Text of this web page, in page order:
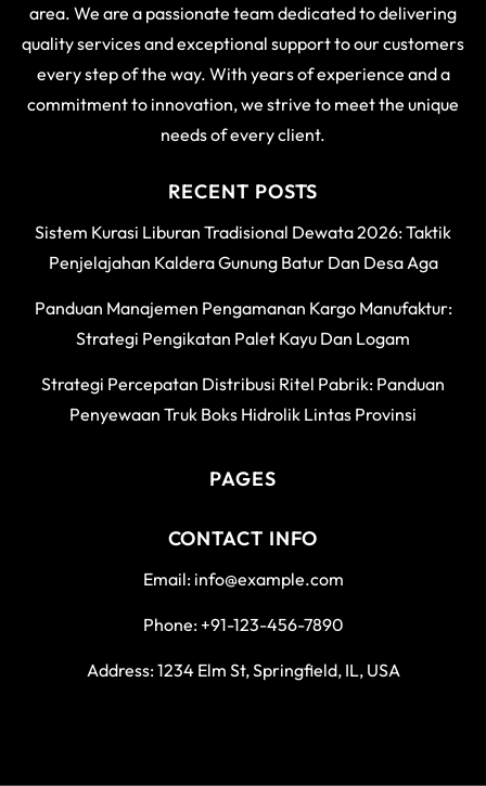
area. We are a passionate team dedicated to delivering
quality services and exceptional support to our customers
every step of the way. With years of experience and a
commitment to innovation, we strive to meet the unique
needs of every client.
RECENT POSTS
Sistem Kurasi Liburan Tradisional Dewata 2026: Taktik
Penjelajahan Kaldera Gunung Batur Dan Desa Aga
Panduan Manajemen Pengamanan Kargo Manufaktur:
Strategi Pengikatan Palet Kayu Dan Logam
Strategi Percepatan Distribusi Ritel Pabrik: Panduan
Penyewaan Truk Boks Hidrolik Lintas Provinsi
PAGES
CONTACT INFO
Email: info@example.com
Phone: +91-123-456-7890
Address: 1234 Elm St, Springfield, IL, USA